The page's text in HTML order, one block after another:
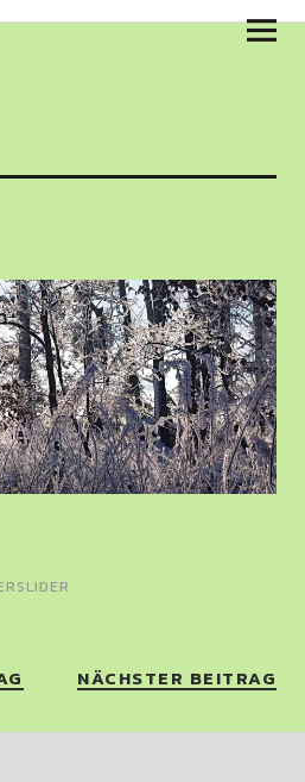
am Salzhaff
NÄCHSTER BEITRAG